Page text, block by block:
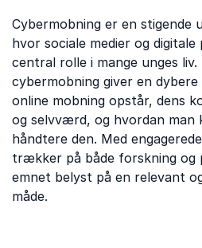
Cybermobning er en stigende
hvor sociale medier og
central rolle i mange unges liv.
cybermobning giver en
online mobning opstår, dens
og selvværd, og hvordan man
håndtere den. Med
trækker på både forskning og
emnet belyst på en relevant
måde.